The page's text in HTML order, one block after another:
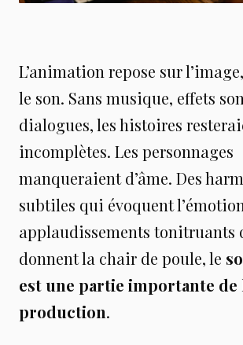
L’animation repose sur
le son. Sans musique, effets
dialogues, les histoires
incomplètes. Les personnages
manqueraient d’âme. Des
subtiles qui évoquent
applaudissements tonitruants
donnent la chair de poule, le
est une partie importante de
production.